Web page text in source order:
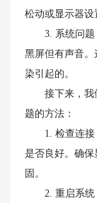
松动或显示器设
3. 系统问题
黑屏但有声音
染引起的。
接下来，我们
题的方法：
1. 检查连接
是否良好。确
固。
2. 重启系统